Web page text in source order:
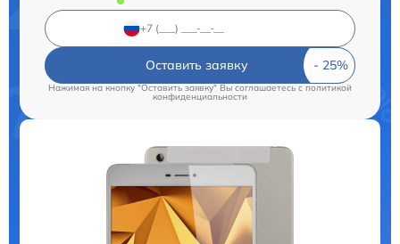
Оставить заявку
Нажимая на кнопку "Оставить заявку" Вы соглашаетесь cполитикой
конфиденциальности